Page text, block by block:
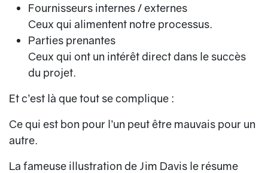
Fournisseurs internes / externes
Ceux qui alimentent notre processus.
Parties prenantes
Ceux qui ont un intérêt direct dans le succès
du projet.
Et c’est là que tout se complique :
Ce qui est bon pour l’un peut être mauvais pour un
autre.
La fameuse illustration de Jim Davis le résume